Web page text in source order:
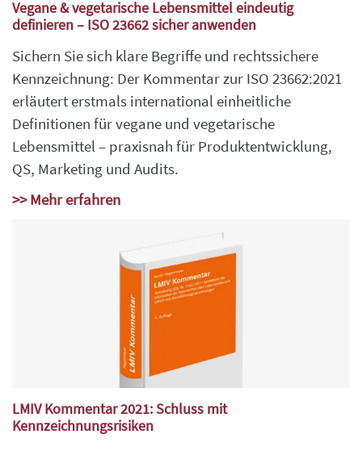
Vegane & vegetarische Lebensmittel eindeutig
definieren – ISO 23662 sicher anwenden
Sichern Sie sich klare Begriffe und rechtssichere
Kennzeichnung: Der Kommentar zur ISO 23662:2021
erläutert erstmals international einheitliche
Definitionen für vegane und vegetarische
Lebensmittel – praxisnah für Produktentwicklung,
QS, Marketing und Audits.
>> Mehr erfahren
LMIV Kommentar 2021: Schluss mit
Kennzeichnungsrisiken